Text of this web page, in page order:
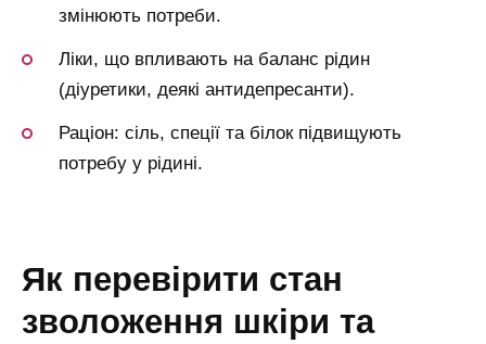
змінюють потреби.
Ліки, що впливають на баланс рідин
(діуретики, деякі антидепресанти).
Раціон: сіль, спеції та білок підвищують
потребу у рідині.
як перевірити стан
зволоження шкіри та